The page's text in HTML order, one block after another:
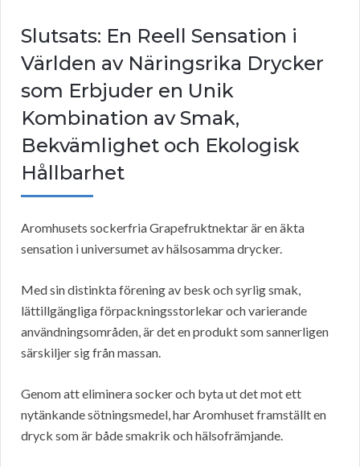
Slutsats: En Reell Sensation i
Världen av Näringsrika Drycker
som Erbjuder en Unik
Kombination av Smak,
Bekvämlighet och Ekologisk
Hållbarhet
Aromhusets sockerfria Grapefruktnektar är en äkta
sensation i universumet av hälsosamma drycker.
Med sin distinkta förening av besk och syrlig smak,
lättillgängliga förpackningsstorlekar och varierande
användningsområden, är det en produkt som sannerligen
särskiljer sig från massan.
Genom att eliminera socker och byta ut det mot ett
nytänkande sötningsmedel, har Aromhuset framställt en
dryck som är både smakrik och hälsofrämjande.